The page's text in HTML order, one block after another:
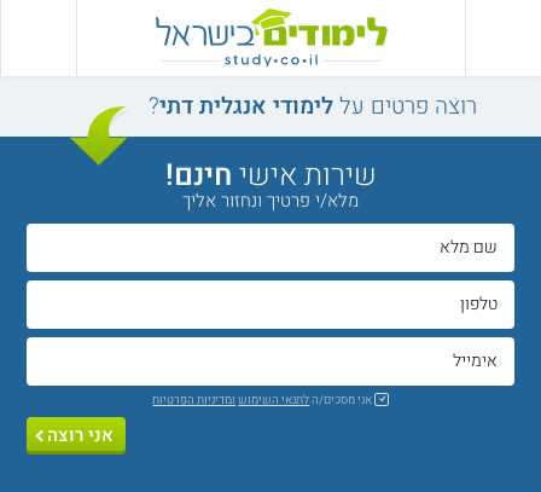
רוצה פרטים עללימודי אנגלית דתי?
שירות אישיחינם!
מלא/י פרטיך ונחזור אליך
אני מסכים/הלתנאי השימוש ומדיניות הפרטיות
אני רוצה